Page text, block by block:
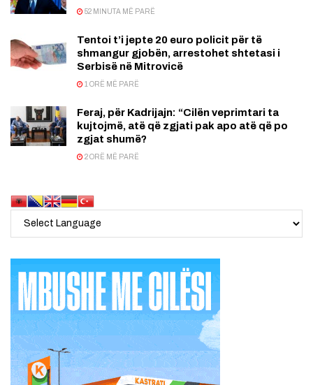
52 MINUTA MË PARË
Tentoi t’i jepte 20 euro policit për të
shmangur gjobën, arrestohet shtetasi i
Serbisë në Mitrovicë
1 ORË MË PARË
Feraj, për Kadrijajn: “Cilën veprimtari ta
kujtojmë, atë që zgjati pak apo atë që po
zgjat shumë?
2 ORË MË PARË